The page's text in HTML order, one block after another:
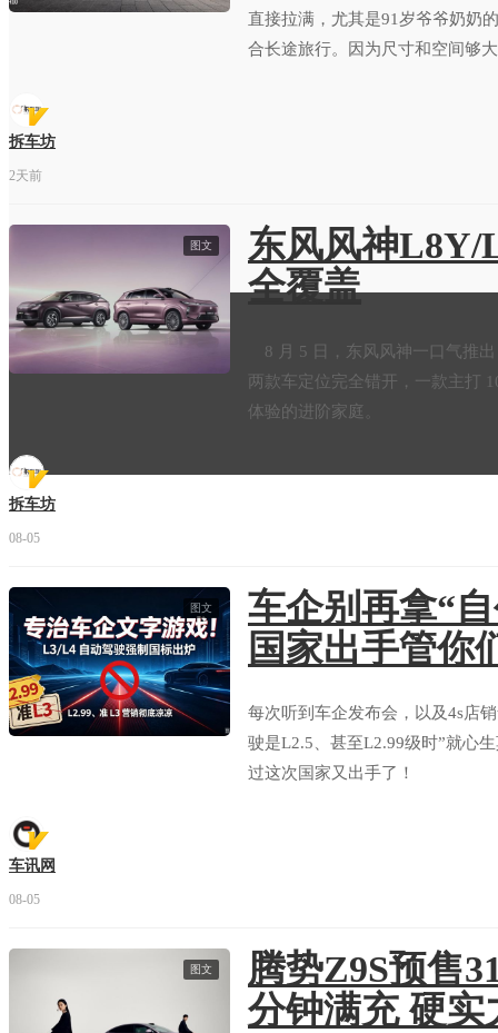
直接拉满，尤其是91岁爷爷奶奶
合长途旅行。因为尺寸和空间够
拆车坊
2天前
图文
东风风神L8Y/
全覆盖
8 月 5 日，东风风神一口气推
两款车定位完全错开，一款主打
体验的进阶家庭。
拆车坊
08-05
图文
车企别再拿“
国家出手管你
每次听到车企发布会，以及4s店
驶是L2.5、甚至L2.99级时”就心
过这次国家又出手了！
车讯网
08-05
图文
腾势Z9S预售
分钟满充 硬实